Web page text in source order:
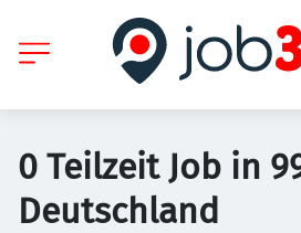
0 Teilzeit Job in
Deutschland